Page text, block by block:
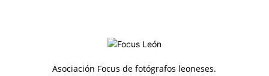
Asociación Focus de fotógrafos leoneses.